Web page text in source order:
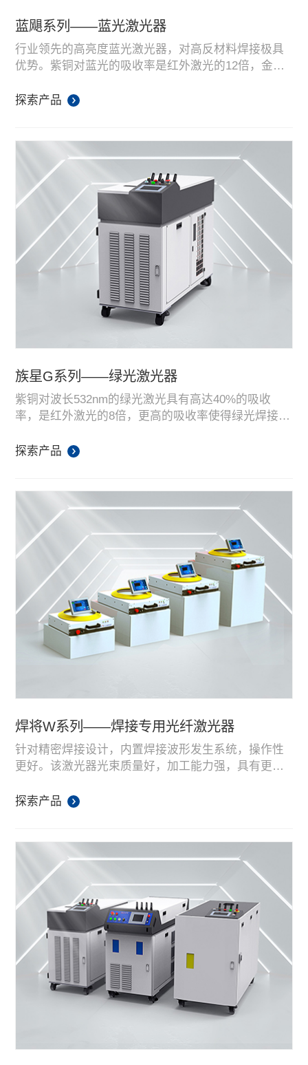
蓝飓系列——蓝光激光器
行业领先的高亮度蓝光激光器，对高反材料焊接极具
优势。紫铜对蓝光的吸收率是红外激光的12倍，金对
了焊接过程稳定性，焊接良率高。
探索产品
族星G系列——绿光激光器
紫铜对波长532nm的绿光激光具有高达40%的吸收
率，是红外激光的8倍，更高的吸收率使得绿光焊接稳
器可以极大的改善黄金、紫铜等高反材料焊接效果，
探索产品
焊将W系列——焊接专用光纤激光器
针对精密焊接设计，内置焊接波形发生系统，操作性
更好。该激光器光束质量好，加工能力强，具有更强
保证产品焊接一致性。目前，该款激光器广泛应用于
探索产品